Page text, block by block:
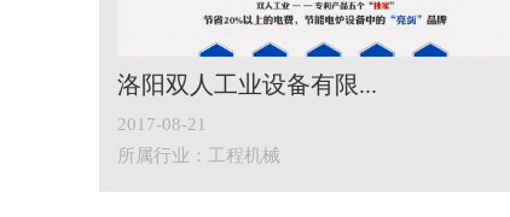
洛阳双人工业设备有限...
2017-08-21
所属行业：工程机械